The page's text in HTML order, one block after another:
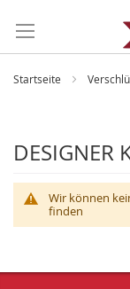
Startseite
DESIGNER
Wir können
finden